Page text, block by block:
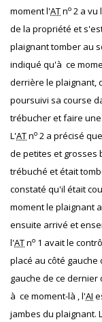
moment l'ATno 2 a vu
de la propriété et
plaignant tomber au
indiqué qu'à ce
derrière le plaignant,
poursuivi sa course
trébucher et faire
L'ATno 2 a précisé
de petites et grosses
trébuché et était
constaté qu'il était
moment le plaignant
ensuite arrivé et
l'ATno 1 avait le
placé au côté
gauche de ce dernier
à ce moment-là , l'AI
jambes du plaignant.